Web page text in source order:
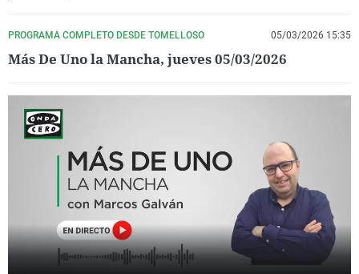
PROGRAMA COMPLETO DESDE TOMELLOSO 05/03/2026 15:35
Más De Uno la Mancha, jueves 05/03/2026